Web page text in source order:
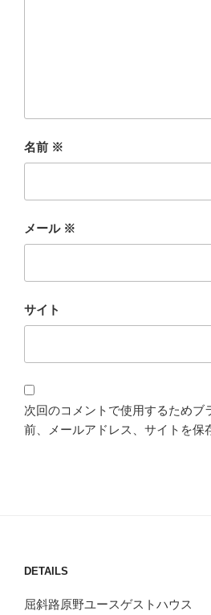
名前 ※
メール ※
サイト
次回のコメントで使用するためブ
前、メールアドレス、サイトを保
DETAILS
屈斜路原野ユースゲストハウス